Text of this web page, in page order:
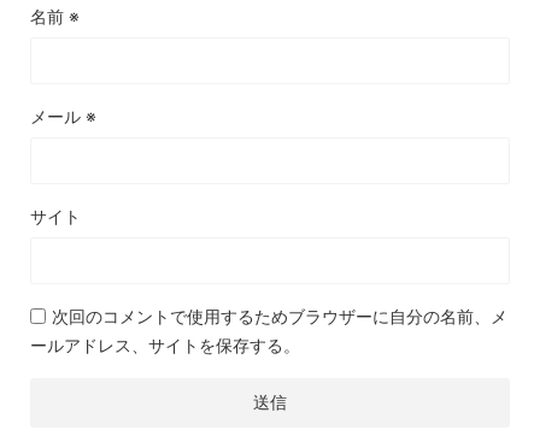
名前 ※
メール ※
サイト
次回のコメントで使用するためブラウザーに自分の名前、メ
ールアドレス、サイトを保存する。